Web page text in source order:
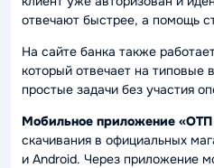
отвечают быстрее, а помощь
На сайте банка также
который отвечает на типовые
простые задачи без участия
Мобильное приложение
скачивания в официальных
и Android. Через приложение